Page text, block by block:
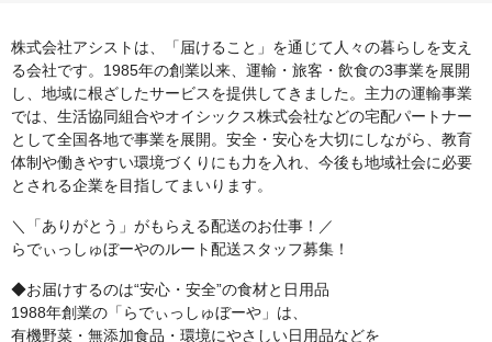
株式会社アシストは、「届けること」を通じて人々の暮らしを支え
る会社です。1985年の創業以来、運輸・旅客・飲食の3事業を展開
し、地域に根ざしたサービスを提供してきました。主力の運輸事業
では、生活協同組合やオイシックス株式会社などの宅配パートナー
として全国各地で事業を展開。安全・安心を大切にしながら、教育
体制や働きやすい環境づくりにも力を入れ、今後も地域社会に必要
とされる企業を目指してまいります。
＼「ありがとう」がもらえる配送のお仕事！／
らでぃっしゅぼーやのルート配送スタッフ募集！
◆お届けするのは“安心・安全”の食材と日用品
1988年創業の「らでぃっしゅぼーや」は、
有機野菜・無添加食品・環境にやさしい日用品などを